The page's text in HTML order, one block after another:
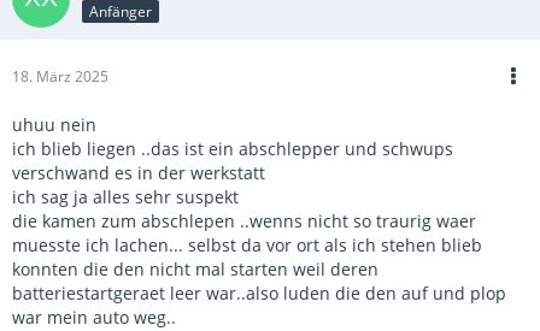
Anfänger
18. März 2025
uhuu nein
ich blieb liegen ..das ist ein abschlepper und schwups
verschwand es in der werkstatt
ich sag ja alles sehr suspekt
die kamen zum abschlepen ..wenns nicht so traurig waer
muesste ich lachen... selbst da vor ort als ich stehen blieb
konnten die den nicht mal starten weil deren
batteriestartgeraet leer war..also luden die den auf und plop
war mein auto weg..